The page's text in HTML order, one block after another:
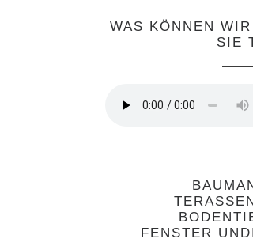
WAS KÖNNEN
SIE
FENSTER